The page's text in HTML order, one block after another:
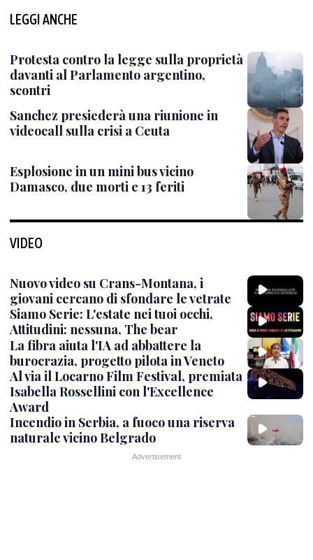
LEGGI ANCHE
Protesta contro la legge sulla proprietà
davanti al Parlamento argentino,
scontri
Sanchez presiederà una riunione in
videocall sulla crisi a Ceuta
Esplosione in un mini bus vicino
Damasco, due morti e 13 feriti
VIDEO
Nuovo video su Crans-Montana, i
giovani cercano di sfondare le vetrate
Siamo Serie: L'estate nei tuoi occhi,
Attitudini: nessuna, The bear
La fibra aiuta l'IA ad abbattere la
burocrazia, progetto pilota in Veneto
Al via il Locarno Film Festival, premiata
Isabella Rossellini con l'Excellence
Award
Incendio in Serbia, a fuoco una riserva
naturale vicino Belgrado